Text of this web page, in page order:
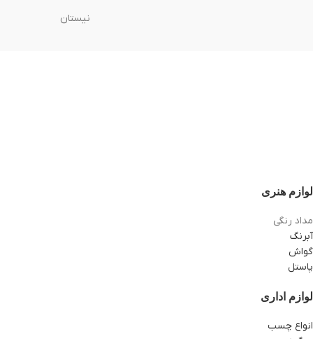
نیستان
لوازم هنری
مداد رنگی
آبرنگ
گواش
پاستل
لوازم اداری
انواع چسب